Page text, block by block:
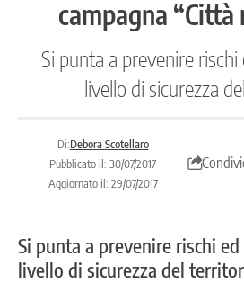
campagna
Si punta a prevenire
livello di sicurezza
Di:Debora Scotellaro
Pubblicato il: 30/07/2017
Aggiornato il: 29/07/2017
Si punta a prevenire rischi
livello di sicurezza del